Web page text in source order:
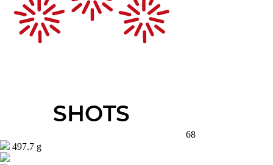
68
497.7 g